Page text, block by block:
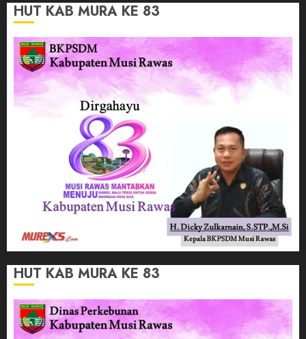
HUT KAB MURA KE 83
HUT KAB MURA KE 83